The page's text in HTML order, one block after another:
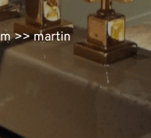
>>martin